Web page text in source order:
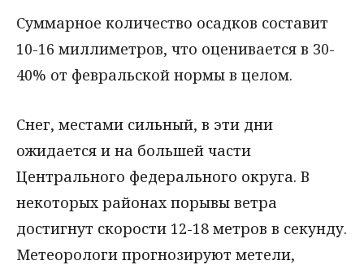
Суммарное количество осадков составит
10-16 миллиметров, что оценивается в 30-
40% от февральской нормы в целом.
Снег, местами сильный, в эти дни
ожидается и на большей части
Центрального федерального округа. В
некоторых районах порывы ветра
достигнут скорости 12-18 метров в секунду.
Метеорологи прогнозируют метели,